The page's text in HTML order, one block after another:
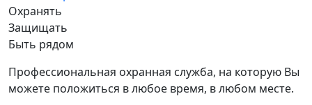
Охранять
Защищать
Быть рядом
Профессиональная охранная служба, на которую Вы
можете положиться в любое время, в любом месте.